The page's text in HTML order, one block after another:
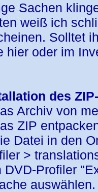
Sachen
weiß ich
Solltet
hier oder im
des
Archiv von
ZIP
Datei in den
>
DVD-Profiler
auswählen.